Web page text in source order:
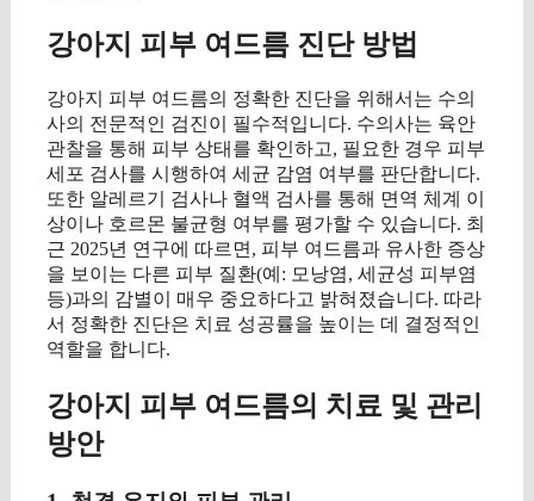
강아지 피부 여드름 진단 방법
강아지 피부 여드름의 정확한 진단을 위해서는 수의
사의 전문적인 검진이 필수적입니다. 수의사는 육안
관찰을 통해 피부 상태를 확인하고, 필요한 경우 피부
세포 검사를 시행하여 세균 감염 여부를 판단합니다.
또한 알레르기 검사나 혈액 검사를 통해 면역 체계 이
상이나 호르몬 불균형 여부를 평가할 수 있습니다. 최
근 2025년 연구에 따르면, 피부 여드름과 유사한 증상
을 보이는 다른 피부 질환(예: 모낭염, 세균성 피부염
등)과의 감별이 매우 중요하다고 밝혀졌습니다. 따라
서 정확한 진단은 치료 성공률을 높이는 데 결정적인
역할을 합니다.
강아지 피부 여드름의 치료 및 관리
방안